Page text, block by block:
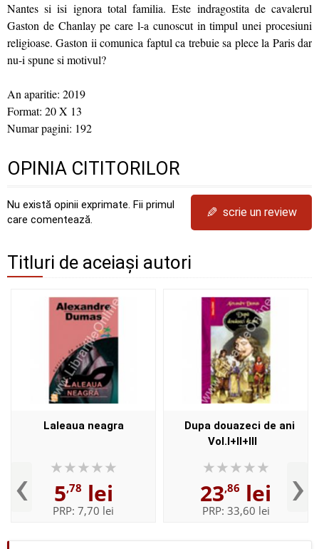
Nantes si isi ignora total familia. Este indragostita de cavalerul
Gaston de Chanlay pe care l-a cunoscut in timpul unei procesiuni
religioase. Gaston ii comunica faptul ca trebuie sa plece la Paris dar
nu-i spune si motivul?
An aparitie: 2019
Format: 20 X 13
Numar pagini: 192
OPINIA CITITORILOR
Nu există opinii exprimate. Fii primul
care comentează.
✎ scrie un review
Titluri de aceiași autori
‹
Laleaua neagra
5,78 lei
PRP: 7,70 lei
Dupa douazeci de ani
Vol.I+II+III
23,86 lei
PRP: 33,60 lei ›